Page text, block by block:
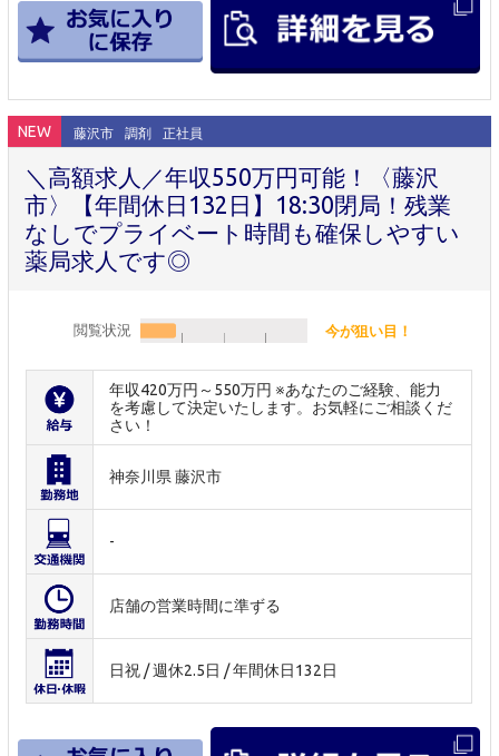
NEW 藤沢市 調剤 正社員
＼高額求人／年収550万円可能！〈藤沢
市〉【年間休日132日】18:30閉局！残業
なしでプライベート時間も確保しやすい
薬局求人です◎
閲覧状況 今が狙い目！
年収420万円～550万円 ※あなたのご経験、能力
を考慮して決定いたします。お気軽にご相談くだ
さい！
神奈川県 藤沢市
-
店舗の営業時間に準ずる
日祝 / 週休2.5日 / 年間休日132日